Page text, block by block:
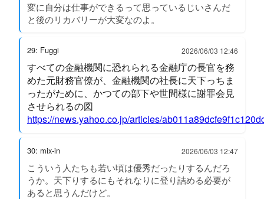
変に自分は仕事ができるって思っているじいさんだ
と後のリカバリーが大変なのよ。
29: Fuggi 2026/06/03 12:46
すべての金融機関に恐れられる金融庁の長官を務
めた元財務官僚が、金融機関の社長に天下っちま
ったがために、かつての部下や世間様に謝罪会見
させられるの図
https://news.yahoo.co.jp/articles/
30: mix-in 2026/06/03 12:47
こういう人たちも若い頃は優秀だったりするんだろ
うか。天下りするにもそれなりに登り詰める必要が
あると思うんだけど。